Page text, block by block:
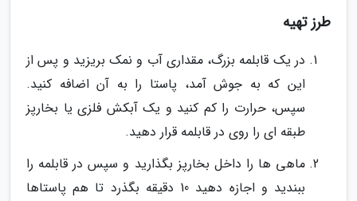
طرز تهیه
در یک قابلمه بزرگ، مقداری آب و نمک بریزید و پس از
این که به جوش آمد، پاستا را به آن اضافه کنید.
سپس، حرارت را کم کنید و یک آبکش فلزی یا بخارپز
طبقه ای را روی در قابلمه قرار دهید.
ماهی ها را داخل بخارپز بگذارید و سپس در قابلمه را
ببندید و اجازه دهید 10 دقیقه بگذرد تا هم پاستاها